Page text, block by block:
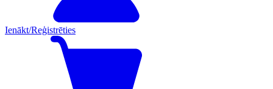
Ienākt/Reģistrēties